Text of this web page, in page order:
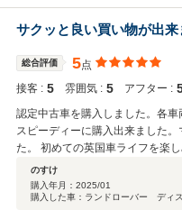
サクッと良い買い物が出来
総合評価 5点
接客 : 5 雰囲気 : 5 アフター :
認定中古車を購入しました。各
スピーディーに購入出来ました
た。 初めての英国車ライフを楽し
のすけ
購入年月： 2025/01
購入した車：ランドローバー ディ